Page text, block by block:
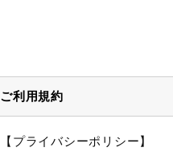
ご利用規約
【プライバシーポリシー】